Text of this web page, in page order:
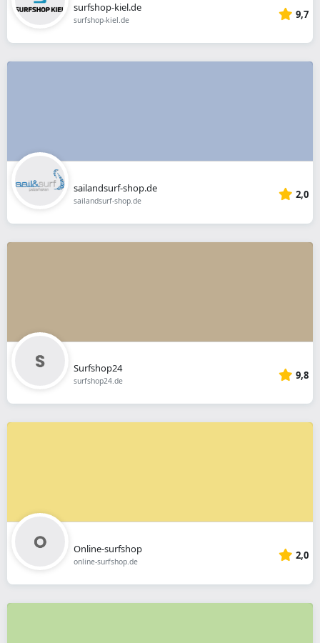
surfshop-kiel.de
surfshop-kiel.de 9,7
sailandsurf-shop.de
sailandsurf-shop.de 2,0
Surfshop24
surfshop24.de 9,8
Online-surfshop
online-surfshop.de 2,0